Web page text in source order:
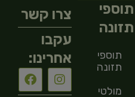
תוספי
תזונה
תוספי
תזונה
מולטי
צרו קשר
עקבו
אחרינו: